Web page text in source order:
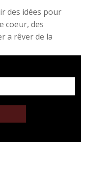
des idées pour
coeur, des
a rêver de la